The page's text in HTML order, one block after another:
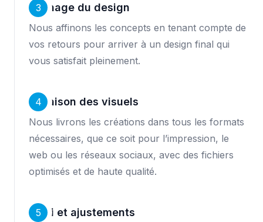
3
Affinage du design
Nous affinons les concepts en tenant compte de
vos retours pour arriver à un design final qui
vous satisfait pleinement.
4
Livraison des visuels
Nous livrons les créations dans tous les formats
nécessaires, que ce soit pour l’impression, le
web ou les réseaux sociaux, avec des fichiers
optimisés et de haute qualité.
5
Suivi et ajustements